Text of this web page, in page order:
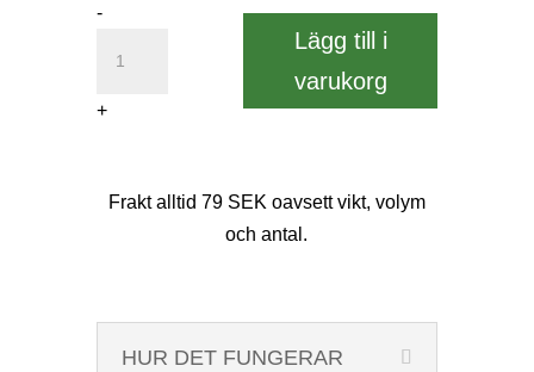
Innerbehållare
-
+
Lägg till i
varukorg
Frakt alltid 79 SEK oavsett vikt, volym
och antal.
HUR DET FUNGERAR